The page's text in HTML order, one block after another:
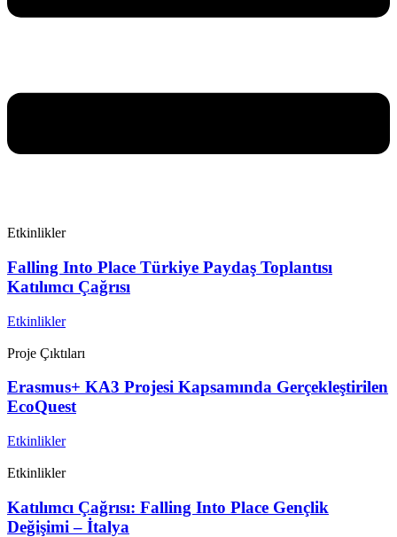
Etkinlikler
Falling Into Place Türkiye Paydaş Toplantısı
Katılımcı Çağrısı
Etkinlikler
Proje Çıktıları
Erasmus+ KA3 Projesi Kapsamında Gerçekleştirilen
EcoQuest
Etkinlikler
Etkinlikler
Katılımcı Çağrısı: Falling Into Place Gençlik
Değişimi – İtalya